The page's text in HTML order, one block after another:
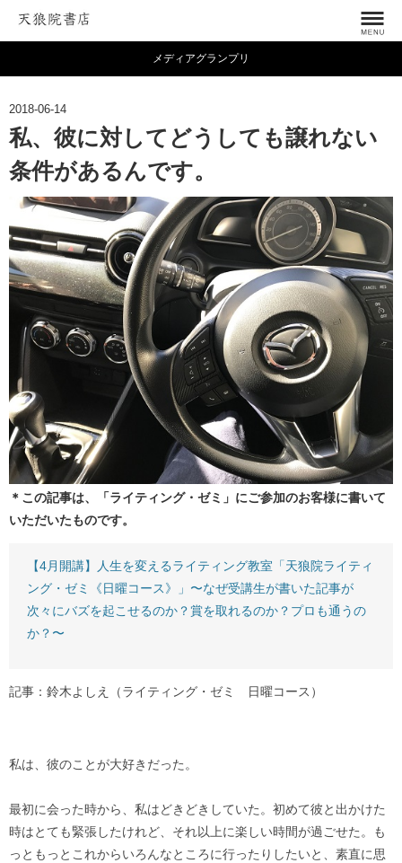
メディアグランプリ
2018-06-14
私、彼に対してどうしても譲れない
条件があるんです。
＊この記事は、「ライティング・ゼミ」にご参加のお客様に書いて
いただいたものです。
【4月開講】人生を変えるライティング教室「天狼院ライティ
ング・ゼミ《日曜コース》」〜なぜ受講生が書いた記事が
次々にバズを起こせるのか？賞を取れるのか？プロも通うの
か？〜
記事：鈴木よしえ（ライティング・ゼミ 日曜コース）
私は、彼のことが大好きだった。
最初に会った時から、私はどきどきしていた。初めて彼と出かけた
時はとても緊張したけれど、それ以上に楽しい時間が過ごせた。も
っともっとこれからいろんなところに行ったりしたいと、素直に思